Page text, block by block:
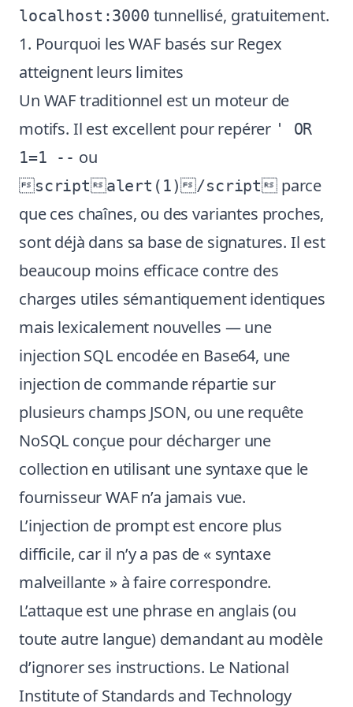
localhost:3000 tunnellisé, gratuitement.
1. Pourquoi les WAF basés sur Regex
atteignent leurs limites
Un WAF traditionnel est un moteur de
motifs. Il est excellent pour repérer ' OR
1=1 -- ou
scriptalert(1)/script parce
que ces chaînes, ou des variantes proches,
sont déjà dans sa base de signatures. Il est
beaucoup moins efficace contre des
charges utiles sémantiquement identiques
mais lexicalement nouvelles — une
injection SQL encodée en Base64, une
injection de commande répartie sur
plusieurs champs JSON, ou une requête
NoSQL conçue pour décharger une
collection en utilisant une syntaxe que le
fournisseur WAF n’a jamais vue.
L’injection de prompt est encore plus
difficile, car il n’y a pas de « syntaxe
malveillante » à faire correspondre.
L’attaque est une phrase en anglais (ou
toute autre langue) demandant au modèle
d’ignorer ses instructions. Le National
Institute of Standards and Technology